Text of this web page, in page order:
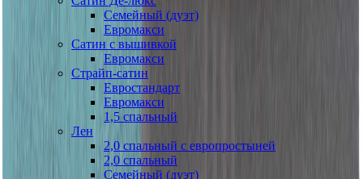
Семейный (дуэт)
Евромакси
Сатин с вышивкой
Евромакси
Страйп-сатин
Евростандарт
Евромакси
1,5 спальный
Лен
2,0 спальный с европростыней
2,0 спальный
Семейный (дуэт)